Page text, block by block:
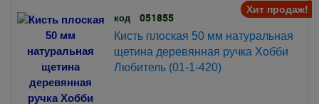
Хит продаж!
код 051855
Кисть плоская 50 мм натуральная
щетина деревянная ручка Хобби
Любитель (01-1-420)